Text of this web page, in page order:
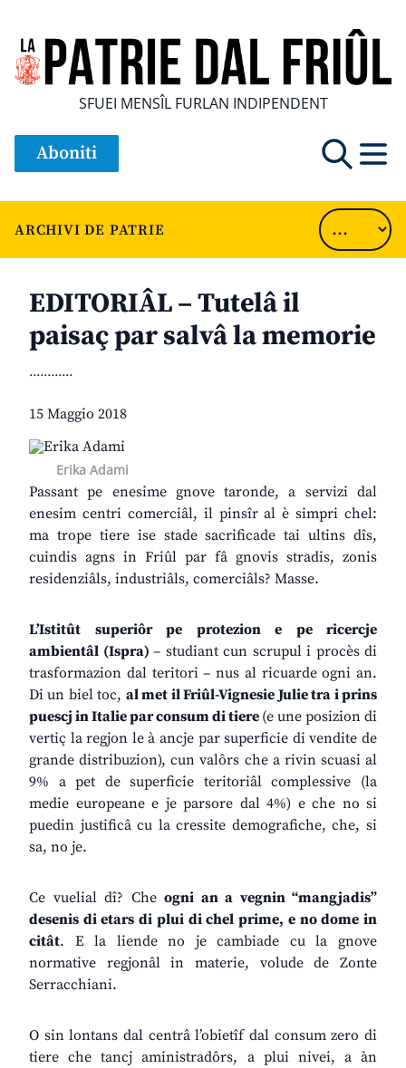
SFUEI MENSÎL FURLAN INDIPENDENT
Aboniti
ARCHIVI DE PATRIE
EDITORIÂL – Tutelâ il
paisaç par salvâ la memorie
............
15 Maggio 2018
Erika Adami
Passant pe enesime gnove taronde, a servizi dal
enesim centri comerciâl, il pinsîr al è simpri chel:
ma trope tiere ise stade sacrificade tai ultins dîs,
cuindis agns in Friûl par fâ gnovis stradis, zonis
residenziâls, industriâls, comerciâls? Masse.
L’Istitût superiôr pe protezion e pe ricercje
ambientâl (Ispra) – studiant cun scrupul i procès di
trasformazion dal teritori – nus al ricuarde ogni an.
Di un biel toc, al met il Friûl-Vignesie Julie tra i prins
puescj in Italie par consum di tiere (e une posizion di
vertiç la regjon le à ancje par superficie di vendite de
grande distribuzion), cun valôrs che a rivin scuasi al
9% a pet de superficie teritoriâl complessive (la
medie europeane e je parsore dal 4%) e che no si
puedin justificâ cu la cressite demografiche, che, si
sa, no je.
Ce vuelial dî? Che ogni an a vegnin “mangjadis”
desenis di etars di plui di chel prime, e no dome in
citât. E la liende no je cambiade cu la gnove
normative regjonâl in materie, volude de Zonte
Serracchiani.
O sin lontans dal centrâ l’obietîf dal consum zero di
tiere che tancj aministradôrs, a plui nivei, a àn